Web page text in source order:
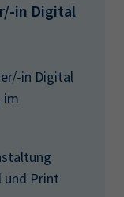
in Digital
in Digital
im
und Print